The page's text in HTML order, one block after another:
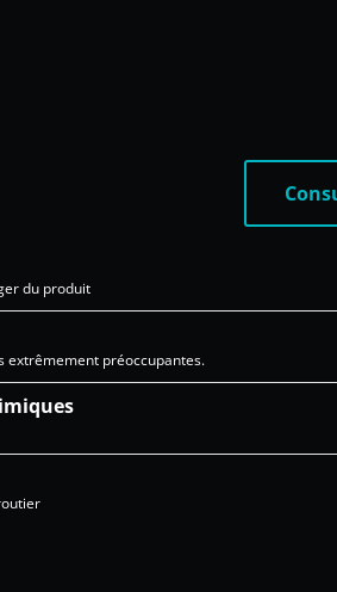
du produit
extrêmement préoccupantes.